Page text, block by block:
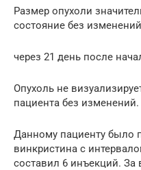
Размер опухоли
состояние без
через 21 день после
Опухоль не
пациента без
Данному пациенту было
винкристина с
составил 6 инъекций.